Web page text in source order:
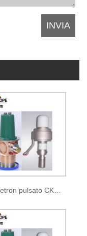
Magnetron pulsato CKM-110A